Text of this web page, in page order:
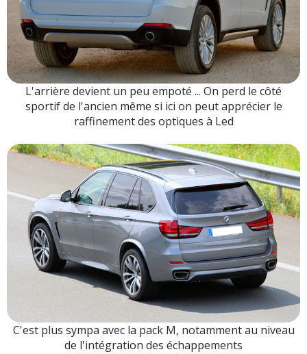
L'arrière devient un peu empoté ... On perd le côté
sportif de l'ancien même si ici on peut apprécier le
raffinement des optiques à Led
C'est plus sympa avec la pack M, notamment au niveau
de l'intégration des échappements